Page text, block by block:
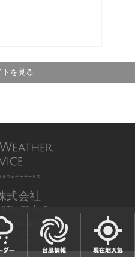
トを見る
オウェザーサービス
式会社
Inc.
務許可 第12号
IDEA Consultants,Inc